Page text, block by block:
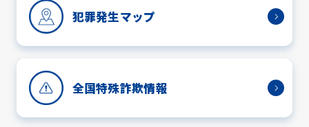
犯罪発生マップ
全国特殊詐欺情報